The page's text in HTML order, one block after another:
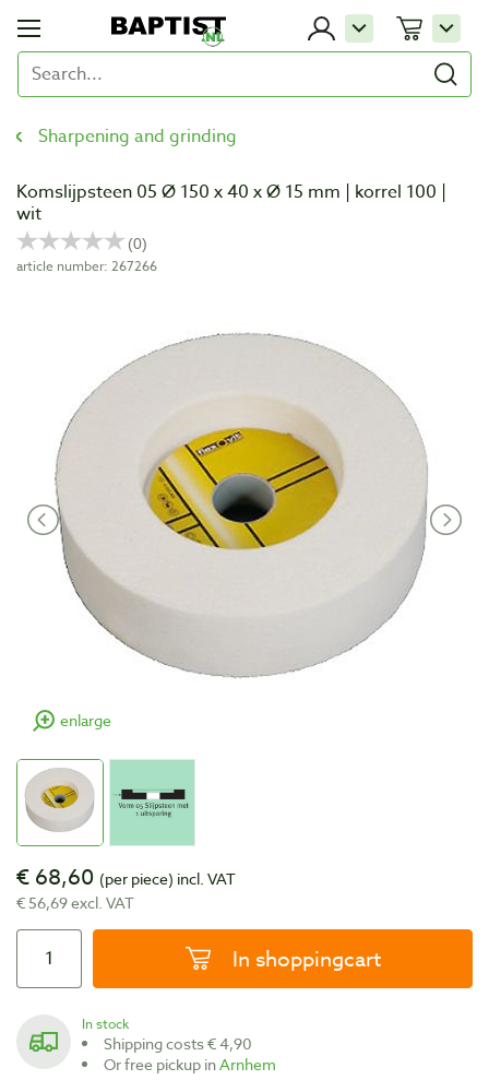
Sharpening and grinding
Komslijpsteen 05 Ø 150 x 40 x Ø 15 mm | korrel 100 |
wit
article number: 267266
enlarge
€ 68,60 (per piece) incl. VAT
€ 56,69 excl. VAT
In shoppingcart
In stock
Shipping costs € 4,90
Or free pickup inArnhem